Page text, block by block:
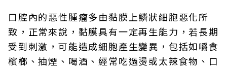
口腔內的惡性腫瘤多由黏膜上鱗狀細胞惡化所
致，正常來說，黏膜具有一定再生能力，若長期
受到刺激，可能造成細胞產生變異，包括如嚼食
檳榔、抽煙、喝酒、經常吃過燙或太辣食物、口